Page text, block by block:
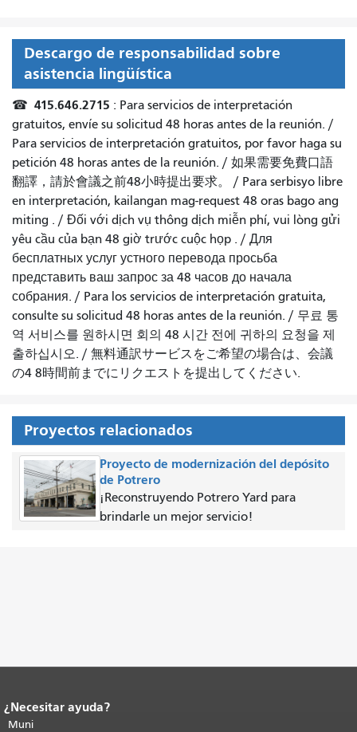
Descargo de responsabilidad sobre
asistencia lingüística
☎ 415.646.2715 : Para servicios de interpretación
gratuitos, envíe su solicitud 48 horas antes de la reunión. /
Para servicios de interpretación gratuitos, por favor haga su
petición 48 horas antes de la reunión. / 如果需要免費口語
翻譯，請於會議之前48小時提出要求。 / Para serbisyo libre
en interpretación, kailangan mag-request 48 oras bago ang
miting . / Đối với dịch vụ thông dịch miễn phí, vui lòng gửi
yêu cầu của bạn 48 giờ trước cuộc họp . / Для
бесплатных услуг устного перевода просьба
представить ваш запрос за 48 часов до начала
собрания. / Para los servicios de interpretación gratuita,
consulte su solicitud 48 horas antes de la reunión. / 무료 통
역 서비스를 원하시면 회의 48 시간 전에 귀하의 요청을 제
출하십시오. / 無料通訳サービスをご希望の場合は、会議
の4 8時間前までにリクエストを提出してください.
Proyectos relacionados
Proyecto de modernización del depósito
de Potrero
¡Reconstruyendo Potrero Yard para
brindarle un mejor servicio!
Fin del contenido de la página.
de esta página se repite en todas las
¿Necesitar ayuda?
Muni